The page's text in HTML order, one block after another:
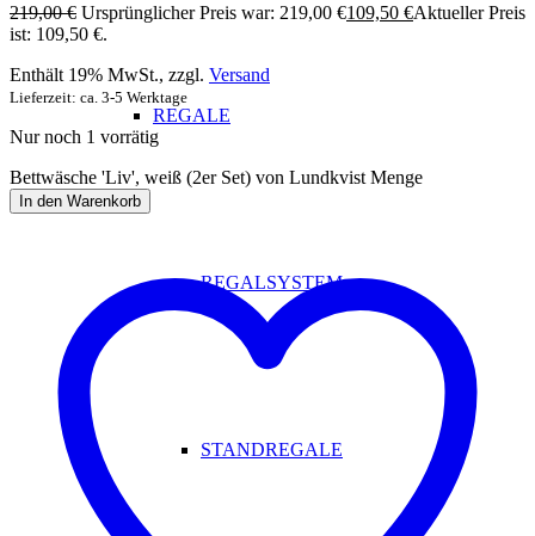
REGALE
REGALSYSTEM
STANDREGALE
219,00€ Ursprünglicher Preis war: 219,00 €109,50 €Aktueller Preis
ist: 109,50 €.
Enthält 19% MwSt., zzgl. Versand
Lieferzeit: ca. 3-5 Werktage
Nur noch 1 vorrätig
Bettwäsche 'Liv', weiß (2er Set) von Lundkvist Menge
In den Warenkorb